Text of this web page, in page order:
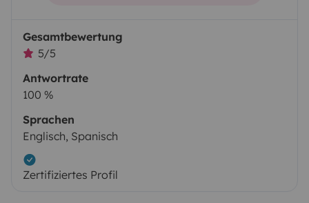
Gesamtbewertung
5/5
Antwortrate
100 %
Sprachen
Englisch, Spanisch
Zertifiziertes Profil